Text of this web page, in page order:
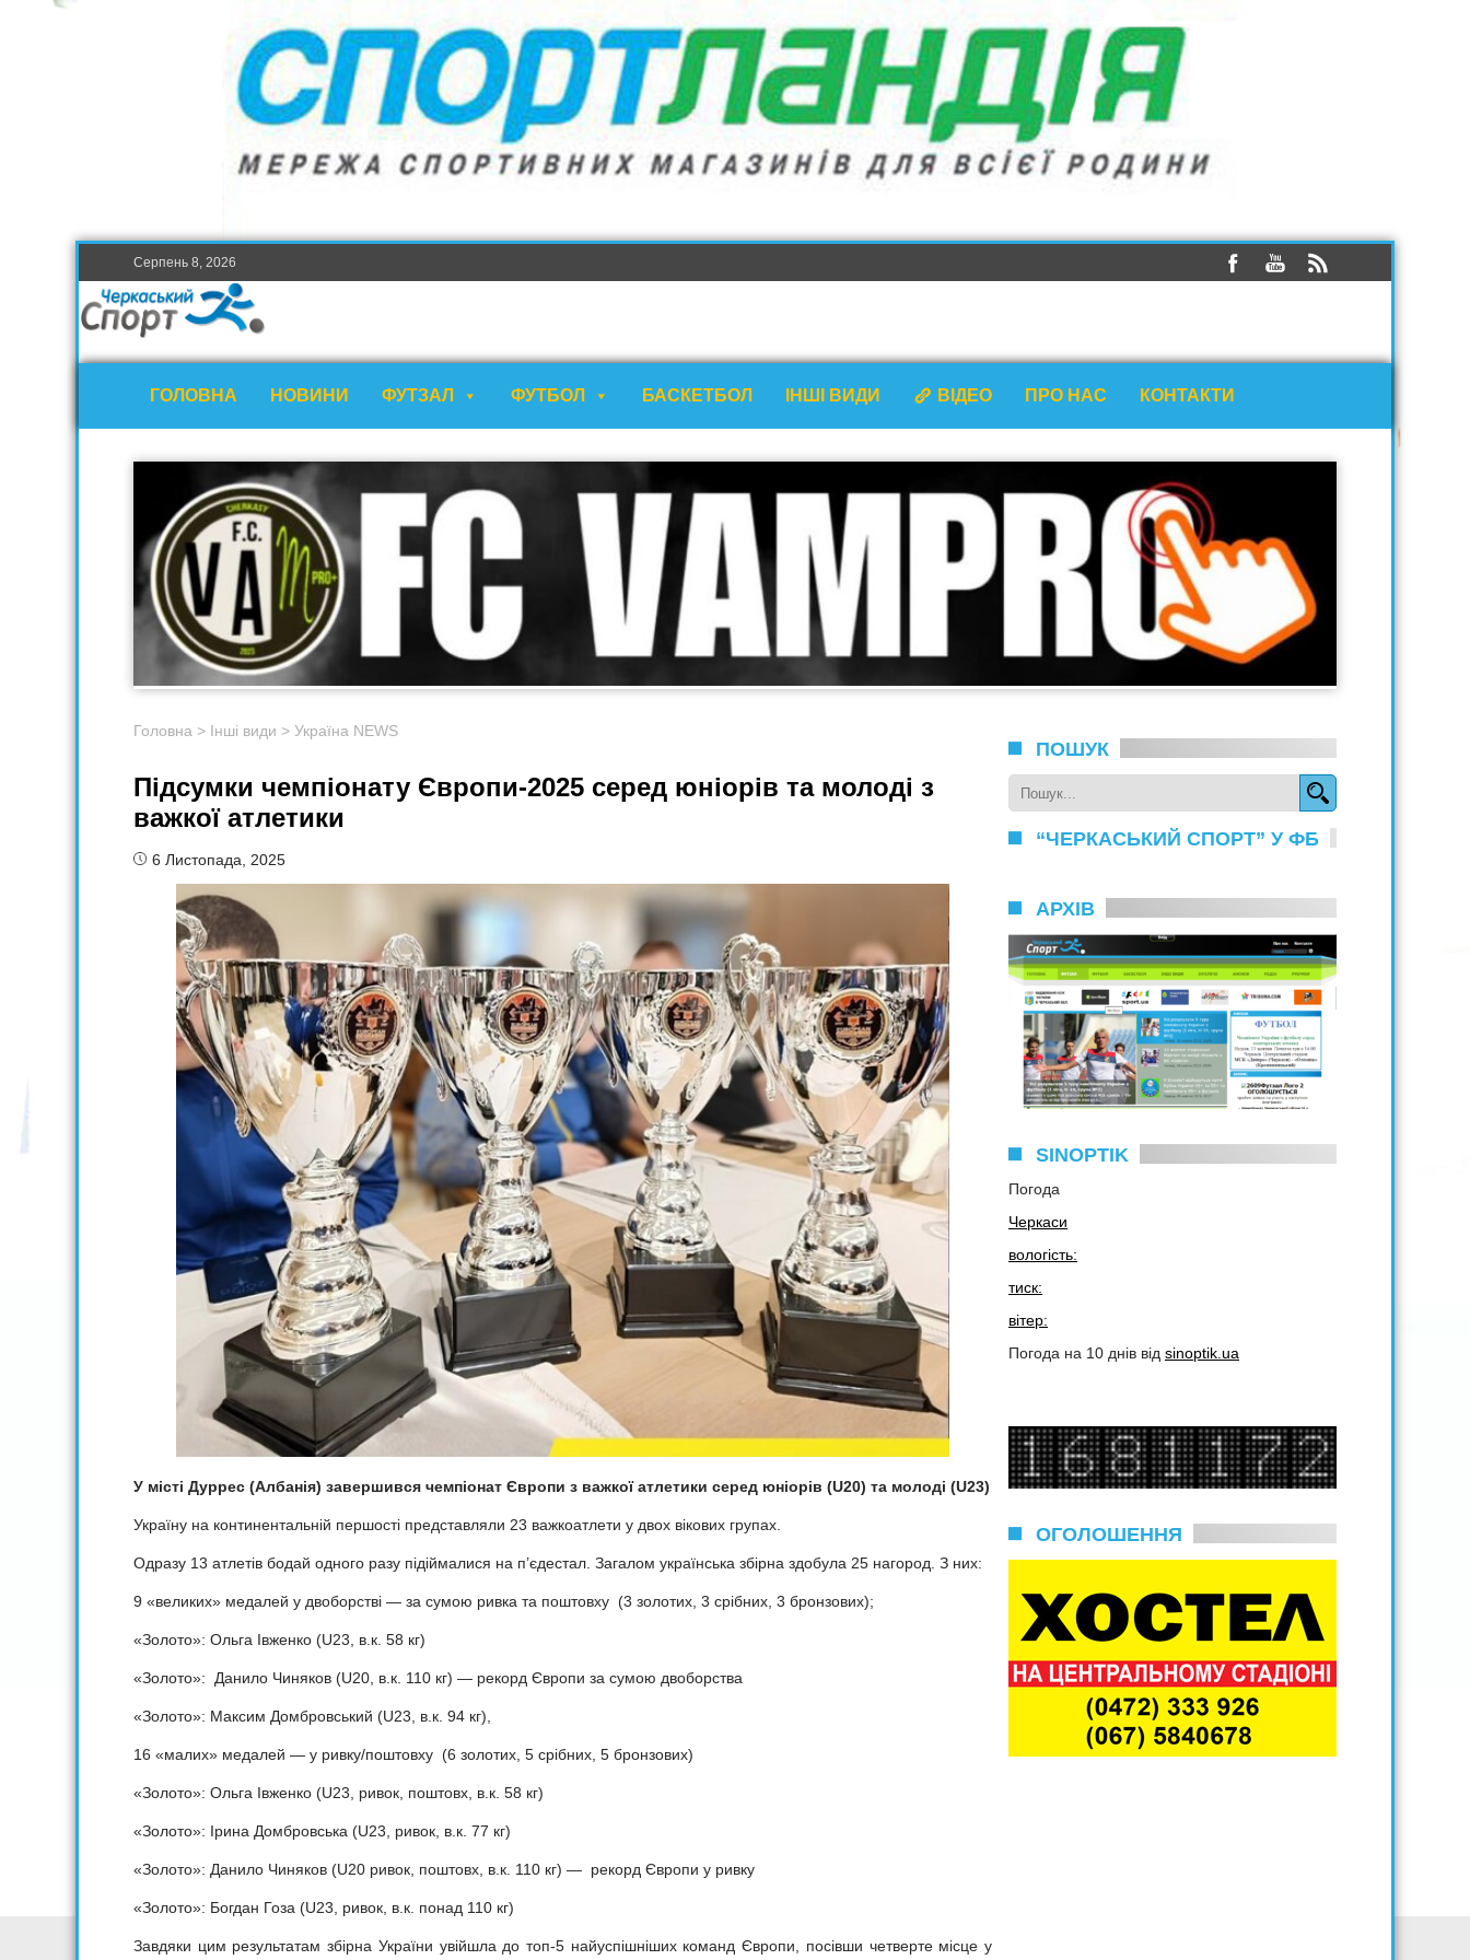
Серпень 8, 2026
ГОЛОВНА НОВИНИ ФУТЗАЛ ФУТБОЛ БАСКЕТБОЛ ІНШІ ВИДИ ВІДЕО ПРО НАС КОНТАКТИ
Головна > Інші види > Україна NEWS
Підсумки чемпіонату Європи-2025 серед юніорів та молоді з
важкої атлетики
6 Листопада, 2025
У місті Дуррес (Албанія) завершився чемпіонат Європи з важкої атлетики серед юніорів (U20) та молоді (U23)
Україну на континентальній першості представляли 23 важкоатлети у двох вікових групах.
Одразу 13 атлетів бодай одного разу підіймалися на п’єдестал. Загалом українська збірна здобула 25 нагород. З них:
9 «великих» медалей у двоборстві — за сумою ривка та поштовху (3 золотих, 3 срібних, 3 бронзових);
«Золото»: Ольга Івженко (U23, в.к. 58 кг)
«Золото»: Данило Чиняков (U20, в.к. 110 кг) — рекорд Європи за сумою двоборства
«Золото»: Максим Домбровський (U23, в.к. 94 кг),
16 «малих» медалей — у ривку/поштовху (6 золотих, 5 срібних, 5 бронзових)
«Золото»: Ольга Івженко (U23, ривок, поштовх, в.к. 58 кг)
«Золото»: Ірина Домбровська (U23, ривок, в.к. 77 кг)
«Золото»: Данило Чиняков (U20 ривок, поштовх, в.к. 110 кг) — рекорд Європи у ривку
«Золото»: Богдан Гоза (U23, ривок, в.к. понад 110 кг)
Завдяки цим результатам збірна України увійшла до топ-5 найуспішніших команд Європи, посівши четверте місце у
ПОШУК
“ЧЕРКАСЬКИЙ СПОРТ” У ФБ
АРХІВ
SINOPTIK
Погода
Черкаси
вологість:
тиск:
вітер:
Погода на 10 днів від sinoptik.ua
ОГОЛОШЕННЯ